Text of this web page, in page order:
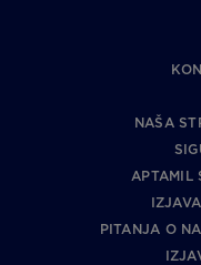
NAŠA
APTAMIL
PITANJA O